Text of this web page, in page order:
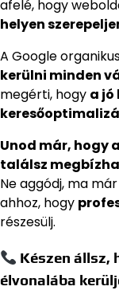
afelé, hogy
helyen
A Google
kerülni minden
megérti, hogy a jó
Unod már, hogy
találsz
Ne aggódj, ma
ahhoz, hogy
részesülj.
Készen állsz,
élvonalába